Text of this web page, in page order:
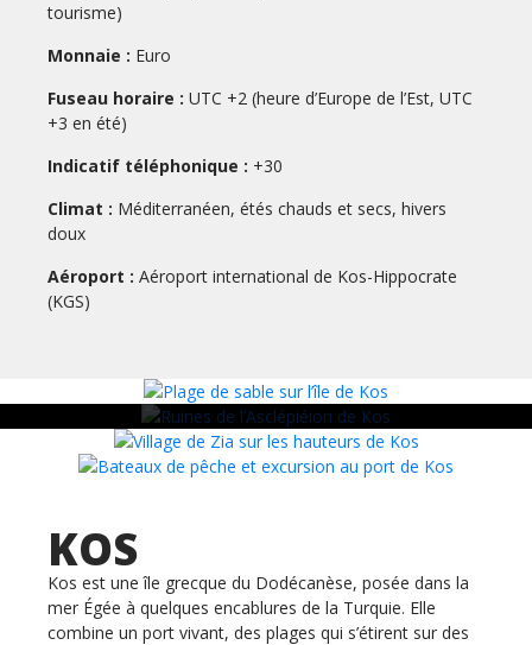
tourisme)
Monnaie : Euro
Fuseau horaire : UTC +2 (heure d’Europe de l’Est, UTC
+3 en été)
Indicatif téléphonique : +30
Climat : Méditerranéen, étés chauds et secs, hivers
doux
Aéroport : Aéroport international de Kos-Hippocrate
(KGS)
Information :
Kos appartient au Dodécanèse et se situe à
en fait un point de passage entre Grèce et Asie
avec Hippocrate, souvent considéré comme le «
père de la médecine », ainsi que pour son
Asclépiéion, sanctuaire antique dédié à la
guérison.
KOS
Kos est une île grecque du Dodécanèse, posée dans la
mer Égée à quelques encablures de la Turquie. Elle
combine un port vivant, des plages qui s’étirent sur des